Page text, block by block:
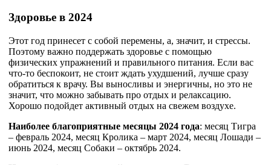
Здоровье в 2024
Этот год принесет с собой перемены, а, значит, и стрессы.
Поэтому важно поддержать здоровье с помощью
физических упражнений и правильного питания. Если вас
что-то беспокоит, не стоит ждать ухудшений, лучше сразу
обратиться к врачу. Вы выносливы и энергичны, но это не
значит, что можно забывать про отдых и релаксацию.
Хорошо подойдет активный отдых на свежем воздухе.
Наиболее благоприятные месяцы 2024 года: месяц Тигра
– февраль 2024, месяц Кролика – март 2024, месяц Лошади –
июнь 2024, месяц Собаки – октябрь 2024.